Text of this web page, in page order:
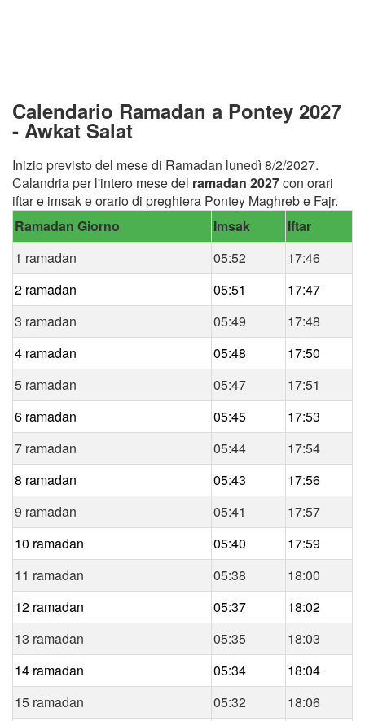
Calendario Ramadan a Pontey 2027
- Awkat Salat
Inizio previsto del mese di Ramadan lunedì 8/2/2027.
Calandria per l'intero mese del ramadan 2027con orari
iftar e imsak e orario di preghiera Pontey Maghreb e Fajr.
Ramadan Giorno
Imsak
Iftar
1 ramadan
05:52
17:46
2 ramadan
05:51
17:47
3 ramadan
05:49
17:48
4 ramadan
05:48
17:50
5 ramadan
05:47
17:51
6 ramadan
05:45
17:53
7 ramadan
05:44
17:54
8 ramadan
05:43
17:56
9 ramadan
05:41
17:57
10 ramadan
05:40
17:59
11 ramadan
05:38
18:00
12 ramadan
05:37
18:02
13 ramadan
05:35
18:03
14 ramadan
05:34
18:04
15 ramadan
05:32 18:06